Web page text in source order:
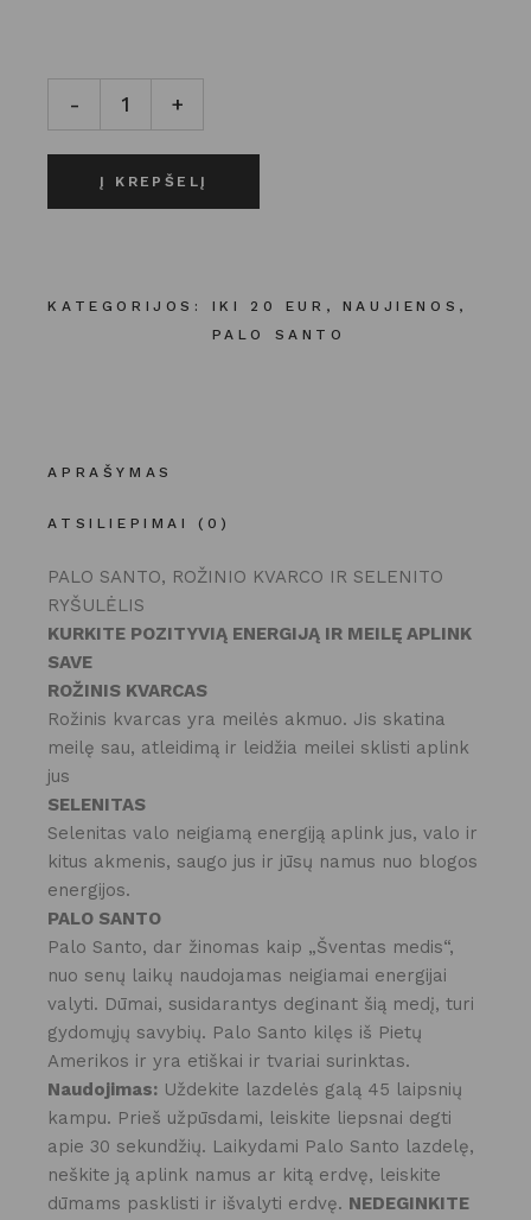
PALO SANTO, ROŽINIO KVARCO IR SELENITO
- +
Į KREPŠELĮ
KATEGORIJOS: IKI 20 EUR , NAUJIENOS ,
PALO SANTO
APRAŠYMAS
ATSILIEPIMAI (0)
PALO SANTO, ROŽINIO KVARCO IR SELENITO
RYŠULĖLIS
KURKITE POZITYVIĄ ENERGIJĄ IR MEILĘ APLINK
SAVE
ROŽINIS KVARCAS
Rožinis kvarcas yra meilės akmuo. Jis skatina
meilę sau, atleidimą ir leidžia meilei sklisti aplink
jus
SELENITAS
Selenitas valo neigiamą energiją aplink jus, valo ir
kitus akmenis, saugo jus ir jūsų namus nuo blogos
energijos.
PALO SANTO
Palo Santo, dar žinomas kaip „Šventas medis“,
nuo senų laikų naudojamas neigiamai energijai
valyti. Dūmai, susidarantys deginant šią medį, turi
gydomųjų savybių. Palo Santo kilęs iš Pietų
Amerikos ir yra etiškai ir tvariai surinktas.
Naudojimas: Uždekite lazdelės galą 45 laipsnių
kampu. Prieš užpūsdami, leiskite liepsnai degti
apie 30 sekundžių. Laikydami Palo Santo lazdelę,
neškite ją aplink namus ar kitą erdvę, leiskite
dūmams pasklisti ir išvalyti erdvę. NEDEGINKITE